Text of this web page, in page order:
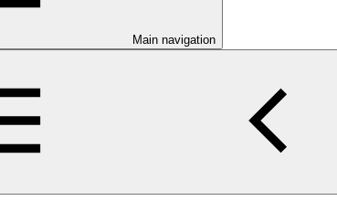
Main navigation